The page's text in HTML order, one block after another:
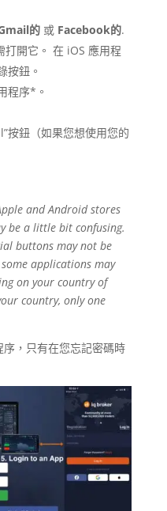
的或 Facebook的.
開它。 在 iOS 應用程
按鈕。
程序*。
按鈕（如果您想使用您的
and Android stores
be a little bit confusing.
buttons may not be
applications may
on your country of
country, only one
，只有在您忘記密碼時